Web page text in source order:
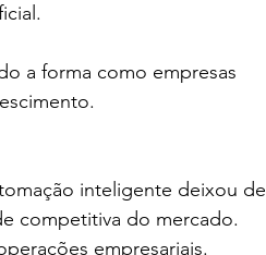
a forma como empresas
inteligente deixou de
competitiva do mercado.
empresariais.